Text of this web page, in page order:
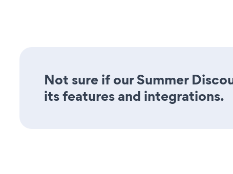
Not sure if our Summer
its features and integrations.